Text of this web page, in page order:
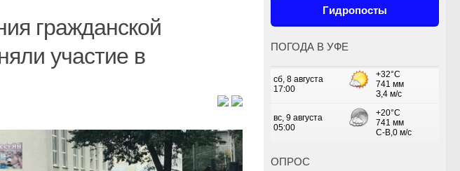
гражданской
участие в
Гидропосты
ПОГОДА В УФЕ
ОПРОС